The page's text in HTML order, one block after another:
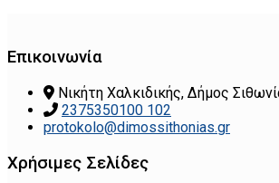
Επικοινωνία
Νικήτη Χαλκιδικής, Δήμος
2375350100 102
protokolo@dimossithonias.gr
Χρήσιμες Σελίδες